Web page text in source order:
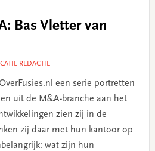
Bas Vletter van
REDACTIE
een serie portretten
uit de M&A-branche aan het
zien zij in de
zij daar met hun kantoor op
wat zijn hun